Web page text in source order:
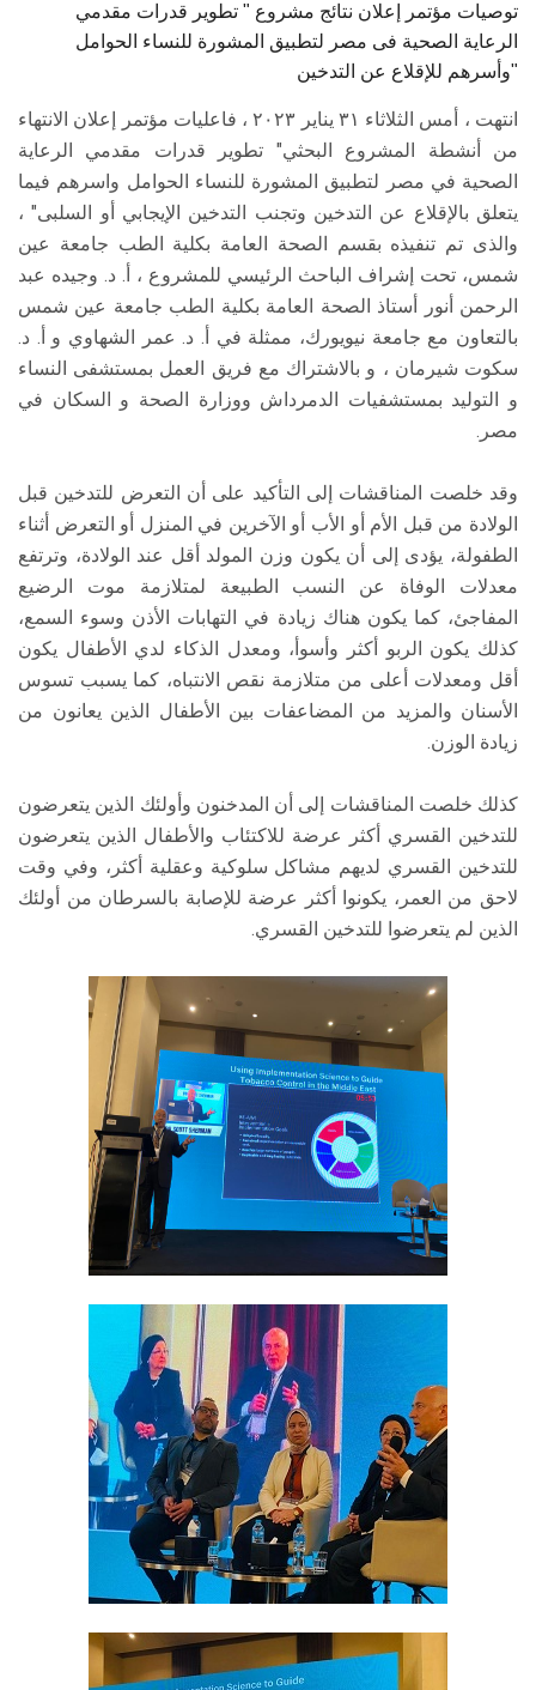
توصيات مؤتمر إعلان نتائج مشروع " تطوير قدرات مقدمي
الرعاية الصحية فى مصر لتطبيق المشورة للنساء الحوامل
وأسرهم للإقلاع عن التدخين"
انتهت ، أمس الثلاثاء ٣١ يناير ٢٠٢٣ ، فاعليات مؤتمر إعلان الانتهاء
من أنشطة المشروع البحثي" تطوير قدرات مقدمي الرعاية
الصحية في مصر لتطبيق المشورة للنساء الحوامل واسرهم فيما
يتعلق بالإقلاع عن التدخين وتجنب التدخين الإيجابي أو السلبى" ،
والذى تم تنفيذه بقسم الصحة العامة بكلية الطب جامعة عين
شمس، تحت إشراف الباحث الرئيسي للمشروع ، أ. د. وجيده عبد
الرحمن أنور أستاذ الصحة العامة بكلية الطب جامعة عين شمس
بالتعاون مع جامعة نيويورك، ممثلة في أ. د. عمر الشهاوي و أ. د.
سكوت شيرمان ، و بالاشتراك مع فريق العمل بمستشفى النساء
و التوليد بمستشفيات الدمرداش ووزارة الصحة و السكان في
مصر.
وقد خلصت المناقشات إلى التأكيد على أن التعرض للتدخين قبل
الولادة من قبل الأم أو الأب أو الآخرين في المنزل أو التعرض أثناء
الطفولة، يؤدى إلى أن يكون وزن المولد أقل عند الولادة، وترتفع
معدلات الوفاة عن النسب الطبيعة لمتلازمة موت الرضيع
المفاجئ، كما يكون هناك زيادة في التهابات الأذن وسوء السمع،
كذلك يكون الربو أكثر وأسوأ، ومعدل الذكاء لدي الأطفال يكون
أقل ومعدلات أعلى من متلازمة نقص الانتباه، كما يسبب تسوس
الأسنان والمزيد من المضاعفات بين الأطفال الذين يعانون من
زيادة الوزن.
كذلك خلصت المناقشات إلى أن المدخنون وأولئك الذين يتعرضون
للتدخين القسري أكثر عرضة للاكتئاب والأطفال الذين يتعرضون
للتدخين القسري لديهم مشاكل سلوكية وعقلية أكثر، وفي وقت
لاحق من العمر، يكونوا أكثر عرضة للإصابة بالسرطان من أولئك
الذين لم يتعرضوا للتدخين القسري.